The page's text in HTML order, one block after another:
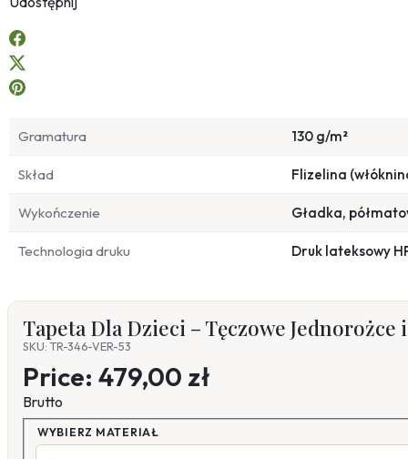
Gramatura 130 g/m²
Skład Flizelina
Wykończenie Gładka,
Technologia druku Druk lateksowy
Tapeta Dla Dzieci – Tęczowe
SKU: TR-346-VER-53
Price: 479,00 zł
Brutto
WYBIERZ MATERIAŁ